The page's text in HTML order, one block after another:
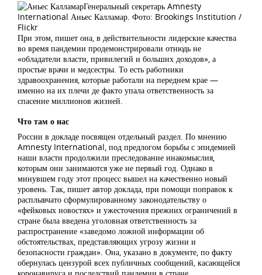
Генеральный секретарь Amnesty
International Аньес Калламар. Фото: Brookings Institution /
Flickr
При этом, пишет она, в действительности лидерские качества
во время пандемии продемонстрировали отнюдь не
«обладатели власти, привилегий и больших доходов», а
простые врачи и медсестры. То есть работники
здравоохранения, которые работали на переднем крае —
именно на их плечи де факто упала ответственность за
спасение миллионов жизней.
Что там о нас
России в докладе посвящен отдельный раздел. По мнению
Amnesty International, под предлогом борьбы с эпидемией
наши власти продолжили преследование инакомыслия,
которым они занимаются уже не первый год. Однако в
минувшем году этот процесс вышел на качественно новый
уровень. Так, пишет автор доклада, при помощи поправок к
расплывчато сформулированному законодательству о
«фейковых новостях» и ужесточения прежних ограничений в
стране была введена уголовная ответственность за
распространение «заведомо ложной информации об
обстоятельствах, представляющих угрозу жизни и
безопасности граждан». Она, указано в документе, по факту
обернулась цензурой всех публичных сообщений, касающейся